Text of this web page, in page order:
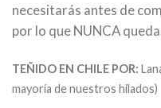
necesitarás antes de
por lo que NUNCA
TEÑIDO EN CHILE POR:
mayoría de nuestros hilados)